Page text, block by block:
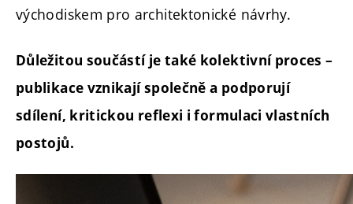
východiskem pro architektonické návrhy.
Důležitou součástí je také kolektivní proces –
publikace vznikají společně a podporují
sdílení, kritickou reflexi i formulaci vlastních
postojů.